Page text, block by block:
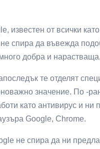
известен от всички
спира да въвежда
добра и нарастваща.
те отделят
значение. По -
като антивирус и ни
Google, Chrome.
не спира да ни